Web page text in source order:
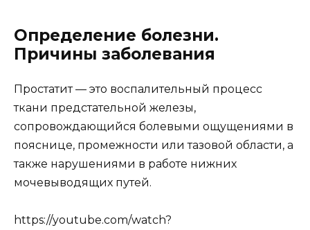
Определение болезни.
Причины заболевания
Простатит — это воспалительный процесс
ткани предстательной железы,
сопровождающийся болевыми ощущениями в
пояснице, промежности или тазовой области, а
также нарушениями в работе нижних
мочевыводящих путей.
https://youtube.com/watch?